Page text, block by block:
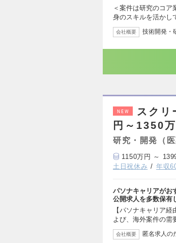
＜案件は研究のコア
身のスキルを活かし
会社概要 技術開発・
NEW
スクリ
円～1350万
研究・開発（医
1150万円 ～
土日祝休み
年収
パソナキャリアがお
公開求人を多数保有
【パソナキャリア
よび、海外案件の需
会社概要 匿名求人の